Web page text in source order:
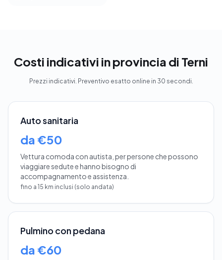
Costi indicativi in provincia di Terni
Prezzi indicativi. Preventivo esatto online in 30 secondi.
Auto sanitaria
da €50
Vettura comoda con autista, per persone che possono
viaggiare sedute e hanno bisogno di
accompagnamento e assistenza.
fino a 15 km inclusi (solo andata)
Pulmino con pedana
da €60